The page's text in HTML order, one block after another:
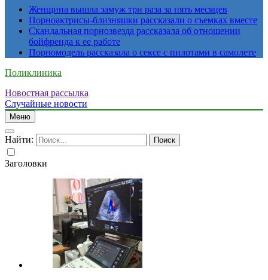
Женщина вышла замуж три раза за пять месяцев
Порноактрисы-близняшки рассказали о съемках вместе
Скандальная порнозвезда рассказала об отношении
бойфренда к ее работе
Порномодель рассказала о сексе с пилотами в самолете
Поликлиника
Новостная рассылка
Случайные новости
Меню
Найти:
Заголовки